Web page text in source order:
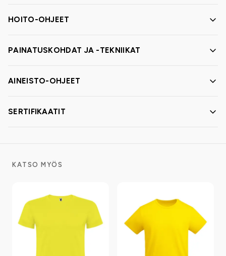
HOITO-OHJEET
PAINATUSKOHDAT JA -TEKNIIKAT
AINEISTO-OHJEET
SERTIFIKAATIT
KATSO MYÖS